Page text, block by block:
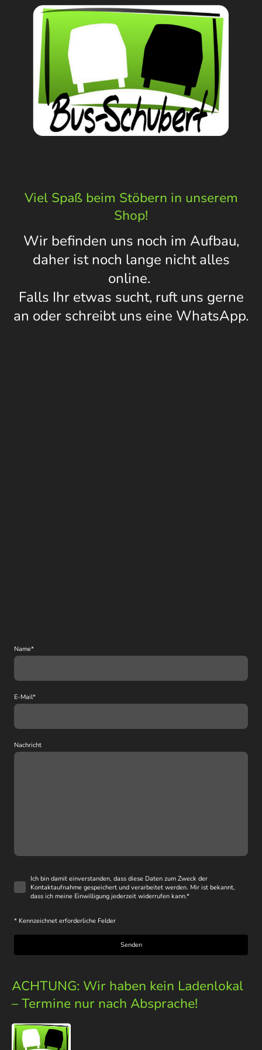
Viel Spaß beim Stöbern in unserem
Shop!
Wir befinden uns noch im Aufbau,
daher ist noch lange nicht alles
online.
Falls Ihr etwas sucht, ruft uns gerne
an oder schreibt uns eine WhatsApp.
Name*
E-Mail*
Nachricht
Ich bin damit einverstanden, dass diese Daten zum Zweck der
Kontaktaufnahme gespeichert und verarbeitet werden. Mir ist bekannt,
dass ich meine Einwilligung jederzeit widerrufen kann.*
* Kennzeichnet erforderliche Felder
Senden
ACHTUNG: Wir haben kein Ladenlokal
– Termine nur nach Absprache!